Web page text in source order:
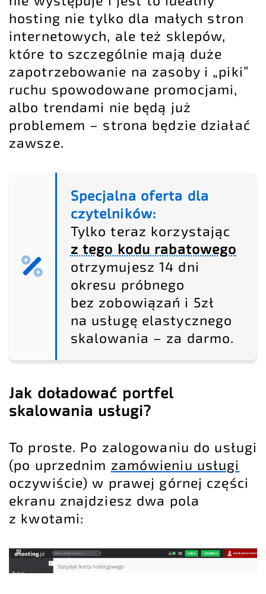
hosting nie tylko dla małych stron
internetowych, ale też sklepów,
które to szczególnie mają duże
zapotrzebowanie na zasoby i „piki”
ruchu spowodowane promocjami,
albo trendami nie będą już
problemem – strona będzie działać
zawsze.
Specjalna oferta dla
czytelników:
Tylko teraz korzystając
z tego kodu rabatowego
otrzymujesz 14 dni
okresu próbnego
bez zobowiązań i 5zł
na usługę elastycznego
skalowania – za darmo.
Jak doładować portfel
skalowania usługi?
To proste. Po zalogowaniu do usługi
(po uprzednim zamówieniu usługi
oczywiście) w prawej górnej części
ekranu znajdziesz dwa pola
z kwotami: